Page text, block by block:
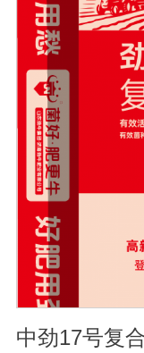
有机质, 减少氨肥
的化学钾肥、化学
善作物品质使用菌
维生素等有益成分
用。4、增强作物
分裂素、生长素等
发育, 增强农作物
防、抑制细菌、真
病、黄萎病、灰葡
中劲17号复